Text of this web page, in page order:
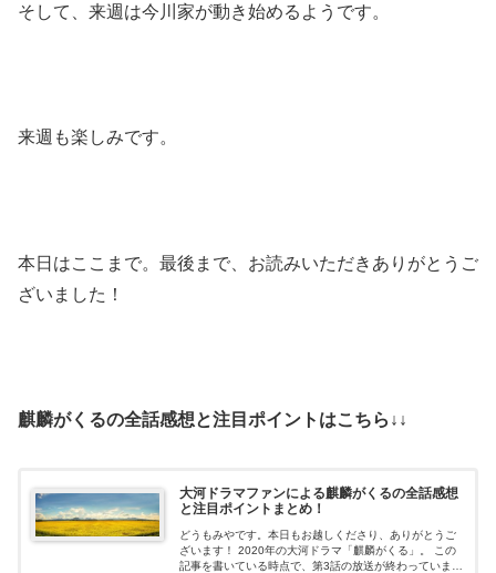
そして、来週は今川家が動き始めるようです。
来週も楽しみです。
本日はここまで。最後まで、お読みいただきありがとうご
ざいました！
麒麟がくるの全話感想と注目ポイントはこちら↓↓
大河ドラマファンによる麒麟がくるの全話感想
と注目ポイントまとめ！
どうもみやです。本日もお越しくださり、ありがとうご
ざいます！ 2020年の大河ドラマ「麒麟がくる」。 この
記事を書いている時点で、第3話の放送が終わっていま